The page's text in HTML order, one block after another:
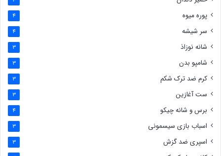
پوره میوه 4
سر شیشه 4
شانه نوزاذ 3
شامپو بدن 3
کرم ضد ترک شکم 3
ست آغازین 3
برس و شانه چیکو 4
اسباب بازی سیسمونی 3
اسپری ضد گزش 3